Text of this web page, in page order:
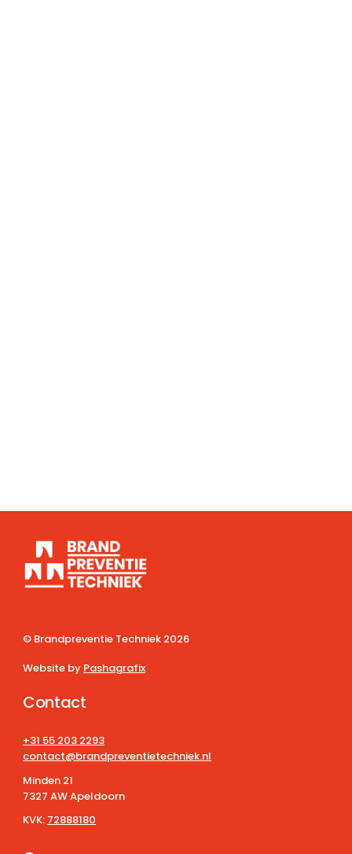
© Brandpreventie Techniek 2026
Website by Pashagrafix
Contact
+31 55 203 2293
contact@brandpreventietechniek.nl
Minden 21
7327 AW Apeldoorn
KVK: 72888180